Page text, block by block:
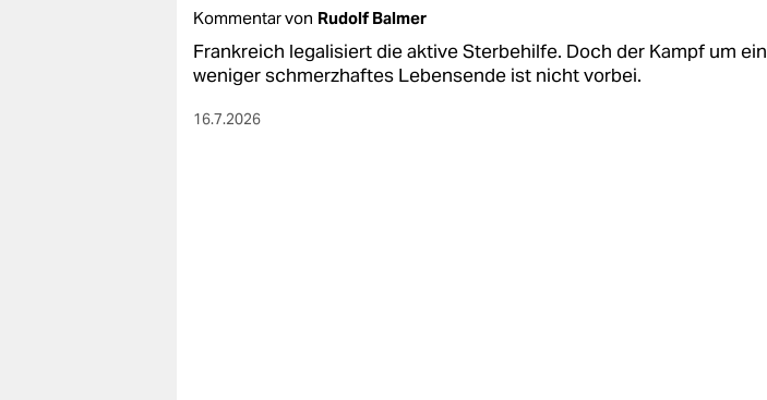
Kommentar von Rudolf Balmer
Frankreich legalisiert die aktive Sterbehilfe. Doch der Kampf um ein
weniger schmerzhaftes Lebensende ist nicht vorbei.
16.7.2026